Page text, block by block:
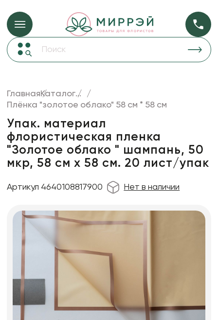
Упаковка для цветов и подарков Упаковка для
Коробки для цветов
Декор для дома
Лента
Товары для флористов
Пакеты для цветов и подарков
Искусственные цветы и растения
ГлавнаяКаталог...
Плёнка "золотое облако" 58 см * 58 см
Упак. материал
флористическая пленка
"Золотое облако " шампань, 50
мкр, 58 см х 58 см. 20 лист/упак
Артикул 4640108817900 Нет в наличии